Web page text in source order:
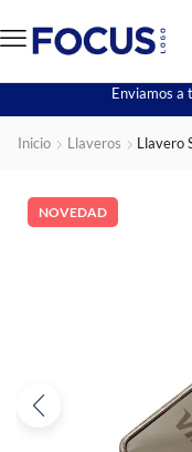
Enviamos a
Inicio Llaveros Llavero
NOVEDAD